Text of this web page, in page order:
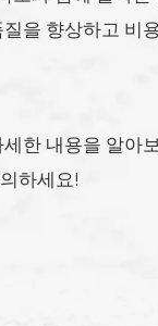
을 향상하고 비
한 내용을 알아
하세요!